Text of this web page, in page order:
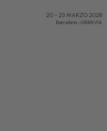
20 - 23 MARZO 2028
Barcelona-GRAN VIA